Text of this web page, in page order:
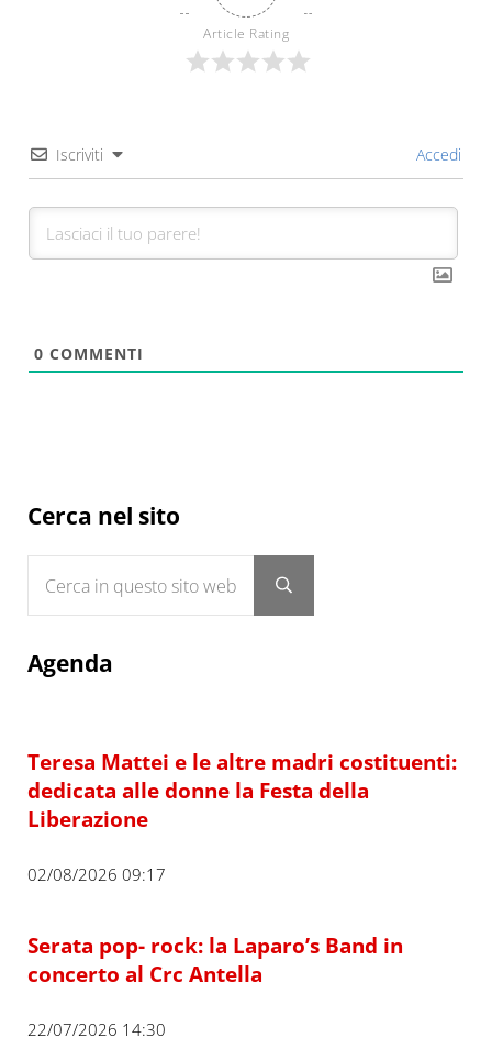
Article Rating
Iscriviti Accedi
0 COMMENTI
Sidebar
Cerca nel sito
Submit search
Agenda
Teresa Mattei e le altre madri costituenti:
dedicata alle donne la Festa della
Liberazione
02/08/2026 09:17
Serata pop- rock: la Laparo’s Band in
concerto al Crc Antella
22/07/2026 14:30